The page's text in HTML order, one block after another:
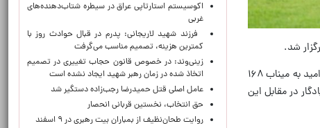
شد.
در اقدامی قابل توجه رختکن کنار زمین شماره یک کمپ تیم‌های ملی به احترام ۱۶۸ شهید مدرسه شجره طیبه میناب از خانه امید به میناب ۱۶۸
در مقابل این
اکوسیستم استارتاپی عراق در سیطره شتاب‌دهنده‌‌های
غربی
فرزند شهید لاریجانی: پدرم در قبال حوادث روز با
کمترین هزینه، تصمیم مناسب می‌گرفت
زینی‌وند: در خصوص قانون حجاب تغییری در تصمیم
اتخاذ شده در زمان رهبر شهید ایجاد نشده است
عامل اصلی قتل حمیدرضا رجب‌زاده دستگیر شد
حق انتخاب، نخستین قربانی انحصار
روایت طحان‌نظیف از بمباران بیت رهبری در ۹ اسفند